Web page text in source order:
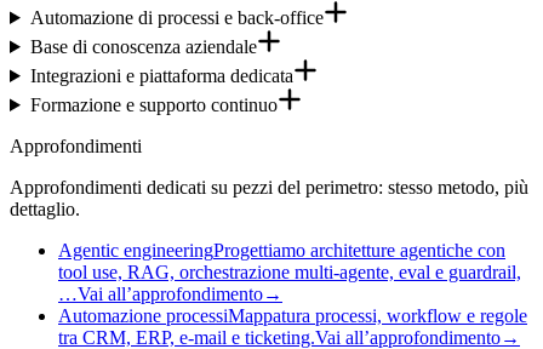
Automazione di processi e back-office
Base di conoscenza aziendale
Integrazioni e piattaforma dedicata
Formazione e supporto continuo
Approfondimenti
Approfondimenti dedicati su pezzi del perimetro: stesso metodo, più
dettaglio.
Agentic engineeringProgettiamo architetture agentiche con
tool use, RAG, orchestrazione multi-agente, eval e guardrail,
…Vai all’approfondimento→
Automazione processiMappatura processi, workflow e regole
tra CRM, ERP, e-mail e ticketing.Vai all’approfondimento→